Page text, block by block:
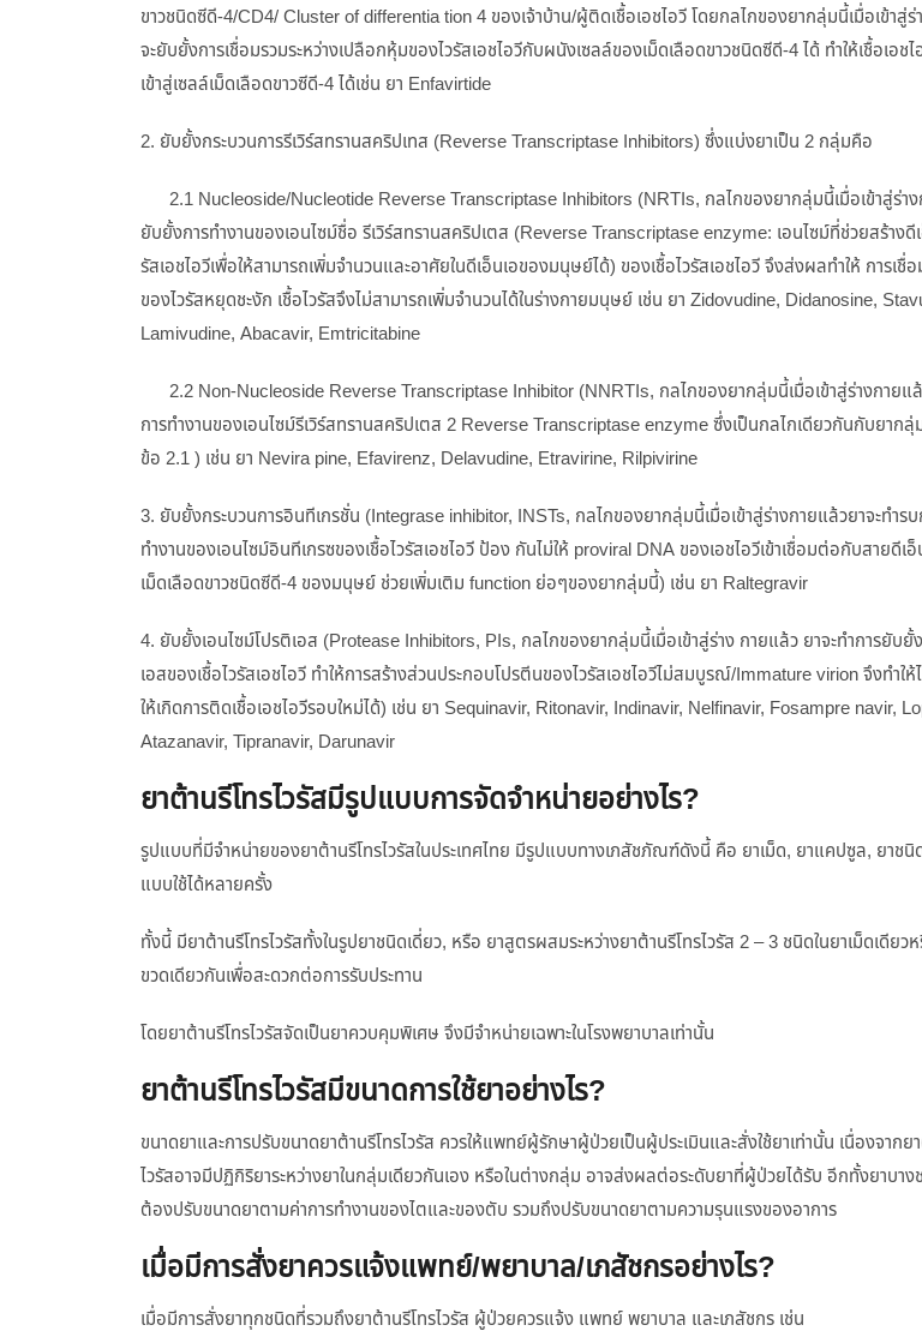
ขาวชนิดซีดี-4/CD4/ Cluster of differentia tion 4 ของเจ้าบ้าน/ผู้ติดเชื้อเอชไอวี โดยกลไกของยากลุ่มนี้เมื่อเข้าสู่ร่
จะยับยั้งการเชื่อมรวมระหว่างเปลือกหุ้มของไวรัสเอชไอวีกับผนังเซลล์ของเม็ดเลือดขาวชนิดซีดี-4 ได้ ทำให้เชื้อเอชไ
เข้าสู่เซลล์เม็ดเลือดขาวซีดี-4 ได้เช่น ยา Enfavirtide
2. ยับยั้งกระบวนการรีเวิร์สทรานสคริปเทส (Reverse Transcriptase Inhibitors) ซึ่งแบ่งยาเป็น 2 กลุ่มคือ
2.1 Nucleoside/Nucleotide Reverse Transcriptase Inhibitors (NRTIs, กลไกของยากลุ่มนี้เมื่อเข้าสู่ร่าง
ยับยั้งการทํางานของเอนไซม์ชื่อ รีเวิร์สทรานสคริปเตส (Reverse Transcriptase enzyme: เอนไซม์ที่ช่วยสร้างดีเ
รัสเอชไอวีเพื่อให้สามารถเพิ่มจำนวนและอาศัยในดีเอ็นเอของมนุษย์ได้) ของเชื้อไวรัสเอชไอวี จึงส่งผลทำให้ การเชื่
ของไวรัสหยุดชะงัก เชื้อไวรัสจึงไม่สามารถเพิ่มจำนวนได้ในร่างกายมนุษย์ เช่น ยา Zidovudine, Didanosine,
Lamivudine, Abacavir, Emtricitabine
2.2 Non-Nucleoside Reverse Transcriptase Inhibitor (NNRTIs, กลไกของยากลุ่มนี้เมื่อเข้าสู่ร่างกายแ
การทํางานของเอนไซม์รีเวิร์สทรานสคริปเตส 2 Reverse Transcriptase enzyme ซึ่งเป็นกลไกเดียวกันกับยาก
ข้อ 2.1 ) เช่น ยา Nevira pine, Efavirenz, Delavudine, Etravirine, Rilpivirine
3. ยับยั้งกระบวนการอินทีเกรชั่น (Integrase inhibitor, INSTs, กลไกของยากลุ่มนี้เมื่อเข้าสู่ร่างกายแล้วยาจะทำร
ทำงานของเอนไซม์อินทีเกรซของเชื้อไวรัสเอชไอวี ป้อง กันไม่ให้ proviral DNA ของเอชไอวีเข้าเชื่อมต่อกับสายดีเ
เม็ดเลือดขาวชนิดซีดี-4 ของมนุษย์ ช่วยเพิ่มเติม function ย่อๆของยากลุ่มนี้) เช่น ยา Raltegravir
4. ยับยั้งเอนไซม์โปรติเอส (Protease Inhibitors, PIs, กลไกของยากลุ่มนี้เมื่อเข้าสู่ร่าง กายแล้ว ยาจะทำการยับยั้
เอสของเชื้อไวรัสเอชไอวี ทำให้การสร้างส่วนประกอบโปรตีนของไวรัสเอชไอวีไม่สมบูรณ์/Immature virion จึงทำใ
ให้เกิดการติดเชื้อเอชไอวีรอบใหม่ได้) เช่น ยา Sequinavir, Ritonavir, Indinavir, Nelfinavir, Fosampre navir,
Atazanavir, Tipranavir, Darunavir
ยาต้านรีโทรไวรัสมีรูปแบบการจัดจำหน่ายอย่างไร?
รูปแบบที่มีจำหน่ายของยาต้านรีโทรไวรัสในประเทศไทย มีรูปแบบทางเภสัชภัณฑ์ดังนี้ คือ ยาเม็ด, ยาแคปซูล, ยาชนิ
แบบใช้ได้หลายครั้ง
ทั้งนี้ มียาต้านรีโทรไวรัสทั้งในรูปยาชนิดเดี่ยว, หรือ ยาสูตรผสมระหว่างยาต้านรีโทรไวรัส 2 – 3 ชนิดในยาเม็ดเดียวห
ขวดเดียวกันเพื่อสะดวกต่อการรับประทาน
โดยยาต้านรีโทรไวรัสจัดเป็นยาควบคุมพิเศษ จึงมีจำหน่ายเฉพาะในโรงพยาบาลเท่านั้น
ยาต้านรีโทรไวรัสมีขนาดการใช้ยาอย่างไร?
ขนาดยาและการปรับขนาดยาต้านรีโทรไวรัส ควรให้แพทย์ผู้รักษาผู้ป่วยเป็นผู้ประเมินและสั่งใช้ยาเท่านั้น เนื่องจากย
ไวรัสอาจมีปฏิกิริยาระหว่างยาในกลุ่มเดียวกันเอง หรือในต่างกลุ่ม อาจส่งผลต่อระดับยาที่ผู้ป่วยได้รับ อีกทั้งยาบาง
ต้องปรับขนาดยาตามค่าการทำงานของไตและของตับ รวมถึงปรับขนาดยาตามความรุนแรงของอาการ
เมื่อมีการสั่งยาควรแจ้งแพทย์/พยาบาล/เภสัชกรอย่างไร?
เมื่อมีการสั่งยาทุกชนิดที่รวมถึงยาต้านรีโทรไวรัส ผู้ป่วยควรแจ้ง แพทย์ พยาบาล และเภสัชกร เช่น